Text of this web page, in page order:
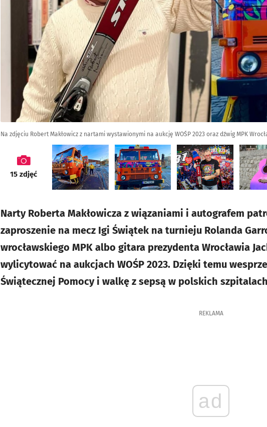
Na zdjęciu Robert Makłowicz z nartami wystawionymi na aukcję WOŚP 2023 oraz dźwig MPK
galeria
15zdjęć
Narty Roberta Makłowicza z wiązaniami i autografem
zaproszenie na mecz Igi Świątek na turnieju Rolanda
wrocławskiego MPK albo gitara prezydenta Wrocławia
wylicytować na aukcjach WOŚP 2023. Dzięki temu
Świątecznej Pomocy i walkę z sepsą w polskich
REKLAMA
ad